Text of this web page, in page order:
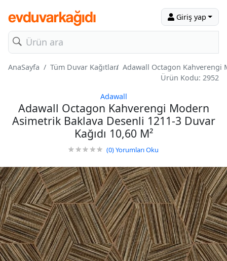
Giriş yap
AnaSayfa Tüm Duvar Kağıtları Adawall Octagon Kahverengi
Ürün Kodu: 2952
Adawall
Adawall Octagon Kahverengi Modern
Asimetrik Baklava Desenli 1211-3 Duvar
Kağıdı 10,60 M²
(0)Yorumları Oku